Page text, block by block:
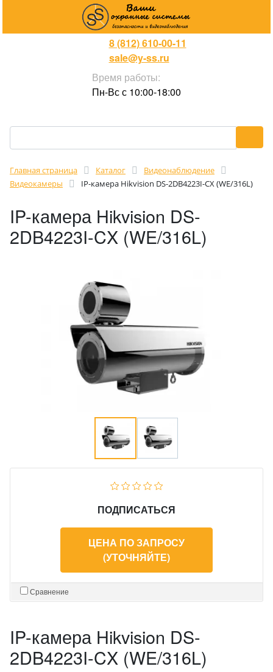
8 (812) 610-00-11
sale@y-ss.ru
Время работы:
Пн-Вс с 10:00-18:00
Главная страница Каталог
Видеонаблюдение
Видеокамеры
IP-камера Hikvision DS-2DB4223I-CX (WE/316L)
IP-камера Hikvision DS-
2DB4223I-CX (WE/316L)
ПОДПИСАТЬСЯ
ЦЕНА ПО ЗАПРОСУ
(УТОЧНЯЙТЕ)
Сравнение
IP-камера Hikvision DS-
2DB4223I-CX (WE/316L)